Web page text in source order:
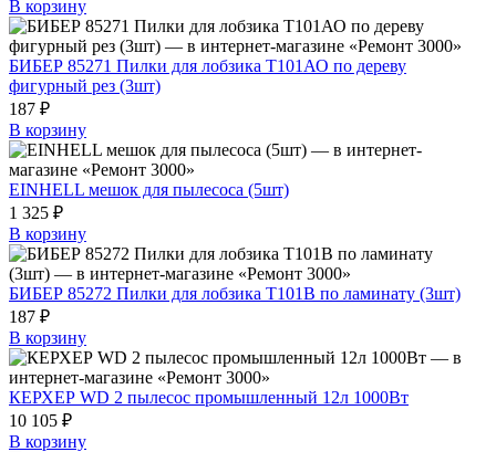
В корзину
БИБЕР 85271 Пилки для лобзика T101АО по дереву
фигурный рез (3шт)
187 ₽
В корзину
EINHELL мешок для пылесоса (5шт)
1 325 ₽
В корзину
БИБЕР 85272 Пилки для лобзика T101B по ламинату (3шт)
187 ₽
В корзину
КЕРХЕР WD 2 пылесос промышленный 12л 1000Вт
10 105 ₽
В корзину